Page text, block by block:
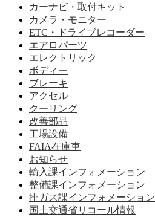
カーナビ・取付キット
カメラ・モニター
ETC・ドライブレコーダー
エアロパーツ
エレクトリック
ボディー
ブレーキ
アクセル
クーリング
改善部品
工場設備
FAIA在庫車
お知らせ
輸入課インフォメーション
整備課インフォメーション
排ガス課インフォメーション
国土交通省リコール情報